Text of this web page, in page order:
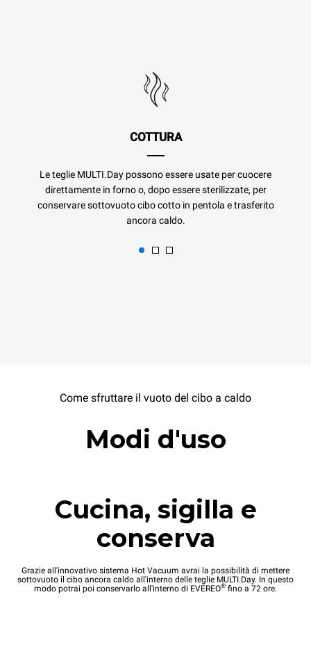
COTTURA
Le teglie MULTI.Day possono essere usate per cuocere
direttamente in forno o, dopo essere sterilizzate, per
conservare sottovuoto cibo cotto in pentola e trasferito
ancora caldo.
Come sfruttare il vuoto del cibo a caldo
Modi d'uso
Cucina, sigilla e
conserva
Grazie all'innovativo sistema Hot Vacuum avrai la possibilità di mettere
sottovuoto il cibo ancora caldo all'interno delle teglie MULTI.Day. In questo
modo potrai poi conservarlo all'interno di EVEREO® fino a 72 ore.